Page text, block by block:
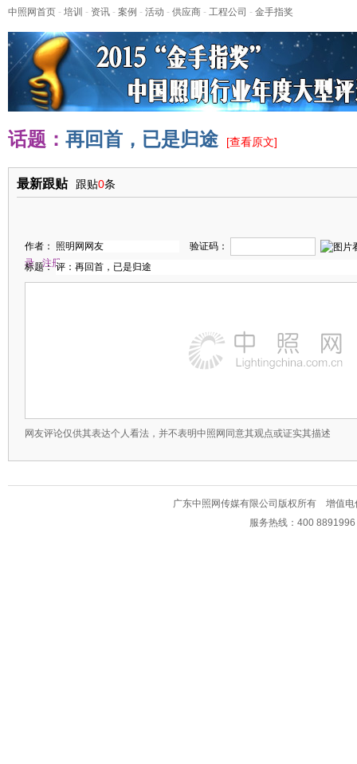
中照网首页 - 培训 - 资讯 - 案例 - 活动 - 供应商 - 工程公司 - 金手指奖
话题： 再回首，已是归途 [查看原文]
最新跟贴 跟贴0条
作者：
验证码：
录
注册
标题：
网友评论仅供其表达个人看法，并不表明中照网同意其观点或证实其描述
广东中照网传媒有限公司版权所有 增值
服务热线：400 8891996